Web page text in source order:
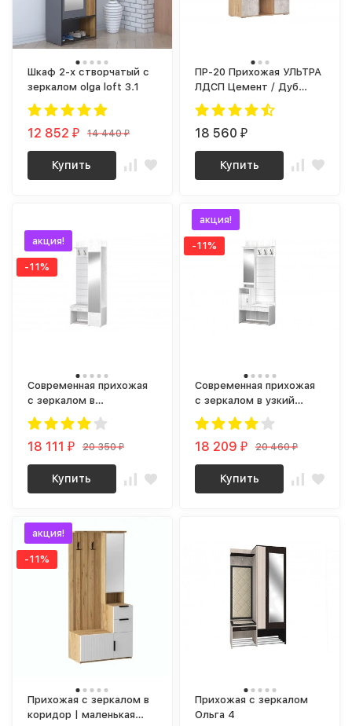
Шкаф 2-х створчатый с
зеркалом olga loft 3.1
12 852₽ 14 440₽
Купить
ПР-20 Прихожая УЛЬТРА
ЛДСП Цемент / Дуб
Бунратти
18 560₽
Купить
акция!
-11%
Современная прихожая
с зеркалом в
малогабаритный
коридор olga milk 2
(винтерберг)
18 111₽ 20 350₽
Купить
акция!
-11%
Современная прихожая
с зеркалом в узкий
коридор olga milk 1
(винтерберг)
18 209₽ 20 460₽
Купить
акция!
-11%
Прихожая с зеркалом в
коридор | маленькая
Прихожая с зеркалом
Ольга 4